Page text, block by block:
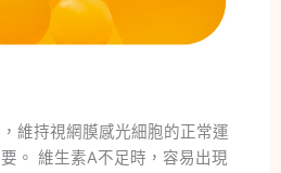
維持視網膜感光細胞的正常運
。 維生素A不足時，容易出現